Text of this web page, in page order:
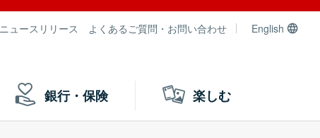
ニュースリリース よくあるご質問・お問い合わせ English
銀行・保険 楽しむ